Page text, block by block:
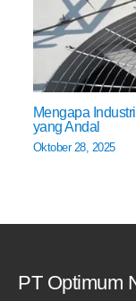
Mengapa
yang Andal
Oktober 28, 2025
PT Optimum